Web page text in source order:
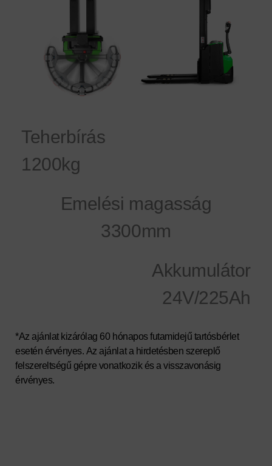
Teherbírás
1200kg
Emelési magasság
3300mm
Akkumulátor
24V/225Ah
*Az ajánlat kizárólag 60 hónapos futamidejű tartósbérlet
esetén érvényes. Az ajánlat a hirdetésben szereplő
felszereltségű gépre vonatkozik és a visszavonásig
érvényes.